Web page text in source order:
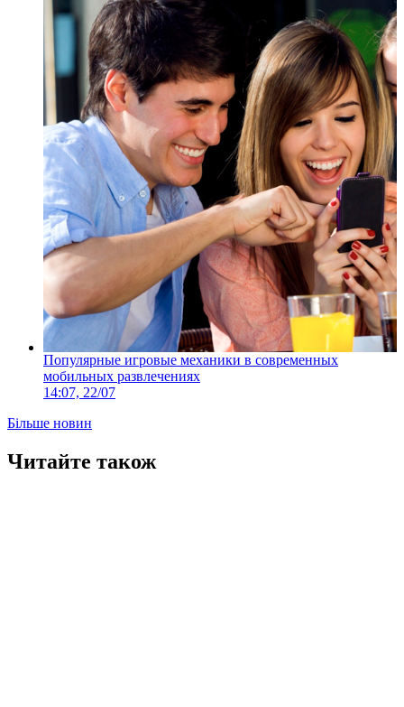
Популярные игровые механики в современных
мобильных развлечениях
14:07, 22/07
Більше новин
Читайте також